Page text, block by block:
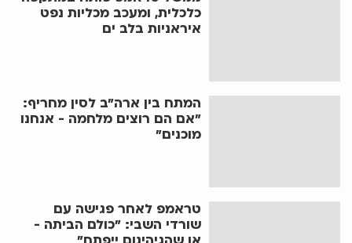
כלכלית, ומעכב מכליות נפט
איראניות בלב ים
המתח בין ארה"ב לסין מחריף:
"אם הם רוצים מלחמה - אנחנו
מוכנים"
טראמפ לאחר פגישה עם
שורדי השבי: "כולם הביתה -